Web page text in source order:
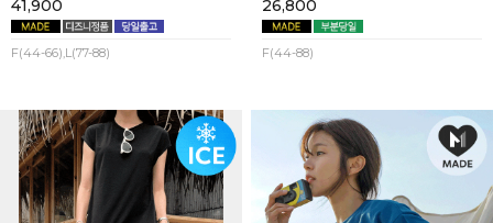
41,900
F(44-66),L(77-88)
26,800
F(44-88)